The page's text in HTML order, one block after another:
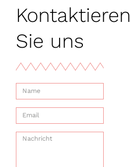
Kontaktieren
Sie uns